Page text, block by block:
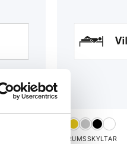
RUMS­SKYLTAR